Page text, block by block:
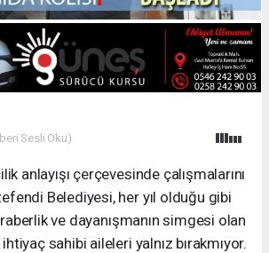
Sesli Oku)
anlayışı çerçevesinde çalışmalarını
Belediyesi, her yıl olduğu gibi
ve dayanışmanın simgesi olan
sahibi aileleri yalnız bırakmıyor.